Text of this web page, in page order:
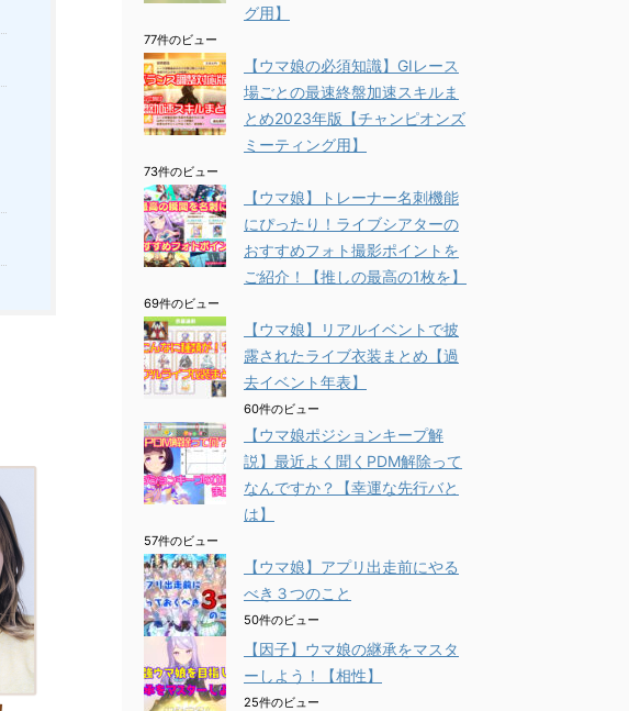
グ用】
77件のビュー
【ウマ娘の必須知識】GⅠレース
場ごとの最速終盤加速スキルま
とめ2023年版【チャンピオンズ
ミーティング用】
73件のビュー
【ウマ娘】トレーナー名刺機能
にぴったり！ライブシアターの
おすすめフォト撮影ポイントを
ご紹介！【推しの最高の1枚を】
69件のビュー
【ウマ娘】リアルイベントで披
露されたライブ衣装まとめ【過
去イベント年表】
60件のビュー
【ウマ娘ポジションキープ解
説】最近よく聞くPDM解除って
なんですか？【幸運な先行バと
は】
57件のビュー
【ウマ娘】アプリ出走前にやる
べき３つのこと
50件のビュー
【因子】ウマ娘の継承をマスタ
ーしよう！【相性】
25件のビュー